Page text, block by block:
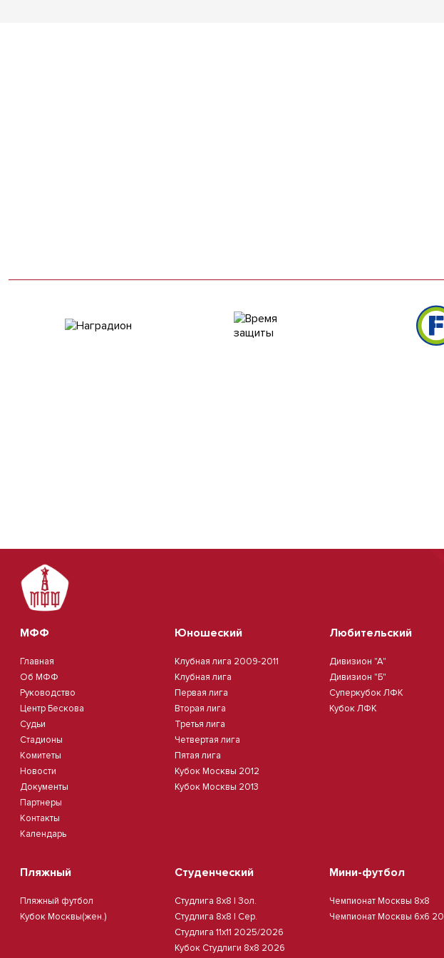
МФФ
Главная
Об МФФ
Руководство
Центр Бескова
Судьи
Стадионы
Комитеты
Новости
Документы
Партнеры
Контакты
Календарь
Юношеский
Клубная лига 2009-2011
Клубная лига
Первая лига
Вторая лига
Третья лига
Четвертая лига
Пятая лига
Кубок Москвы 2012
Кубок Москвы 2013
Любительский
Дивизион "А"
Дивизион "Б"
Суперкубок ЛФК
Кубок ЛФК
Пляжный
Пляжный футбол
Кубок Москвы(жен.)
Студенческий
Студлига 8х8 | Зол.
Студлига 8х8 | Сер.
Студлига 11х11 2025/2026
Кубок Студлиги 8х8 2026
Мини-футбол
Чемпионат Москвы 8х8
Чемпионат Москвы 6х6